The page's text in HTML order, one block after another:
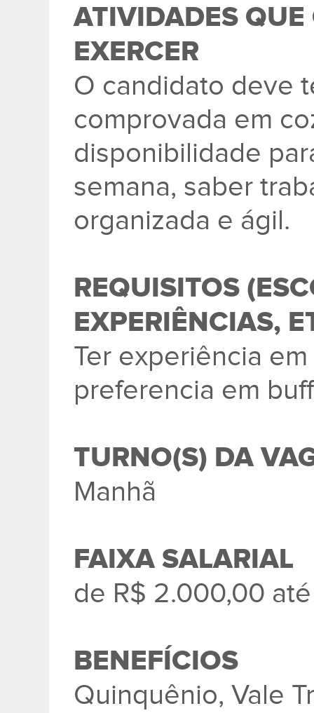
ATIVIDADES
EXERCER
O candidato deve
comprovada em
disponibilidade
semana, saber
organizada e ágil.
REQUISITOS
EXPERIÊNCIAS,
Ter experiência
preferencia em
TURNO(S) DA
Manhã
FAIXA SALARIAL
de R$ 2.000,00
BENEFÍCIOS
Quinquênio, Vale